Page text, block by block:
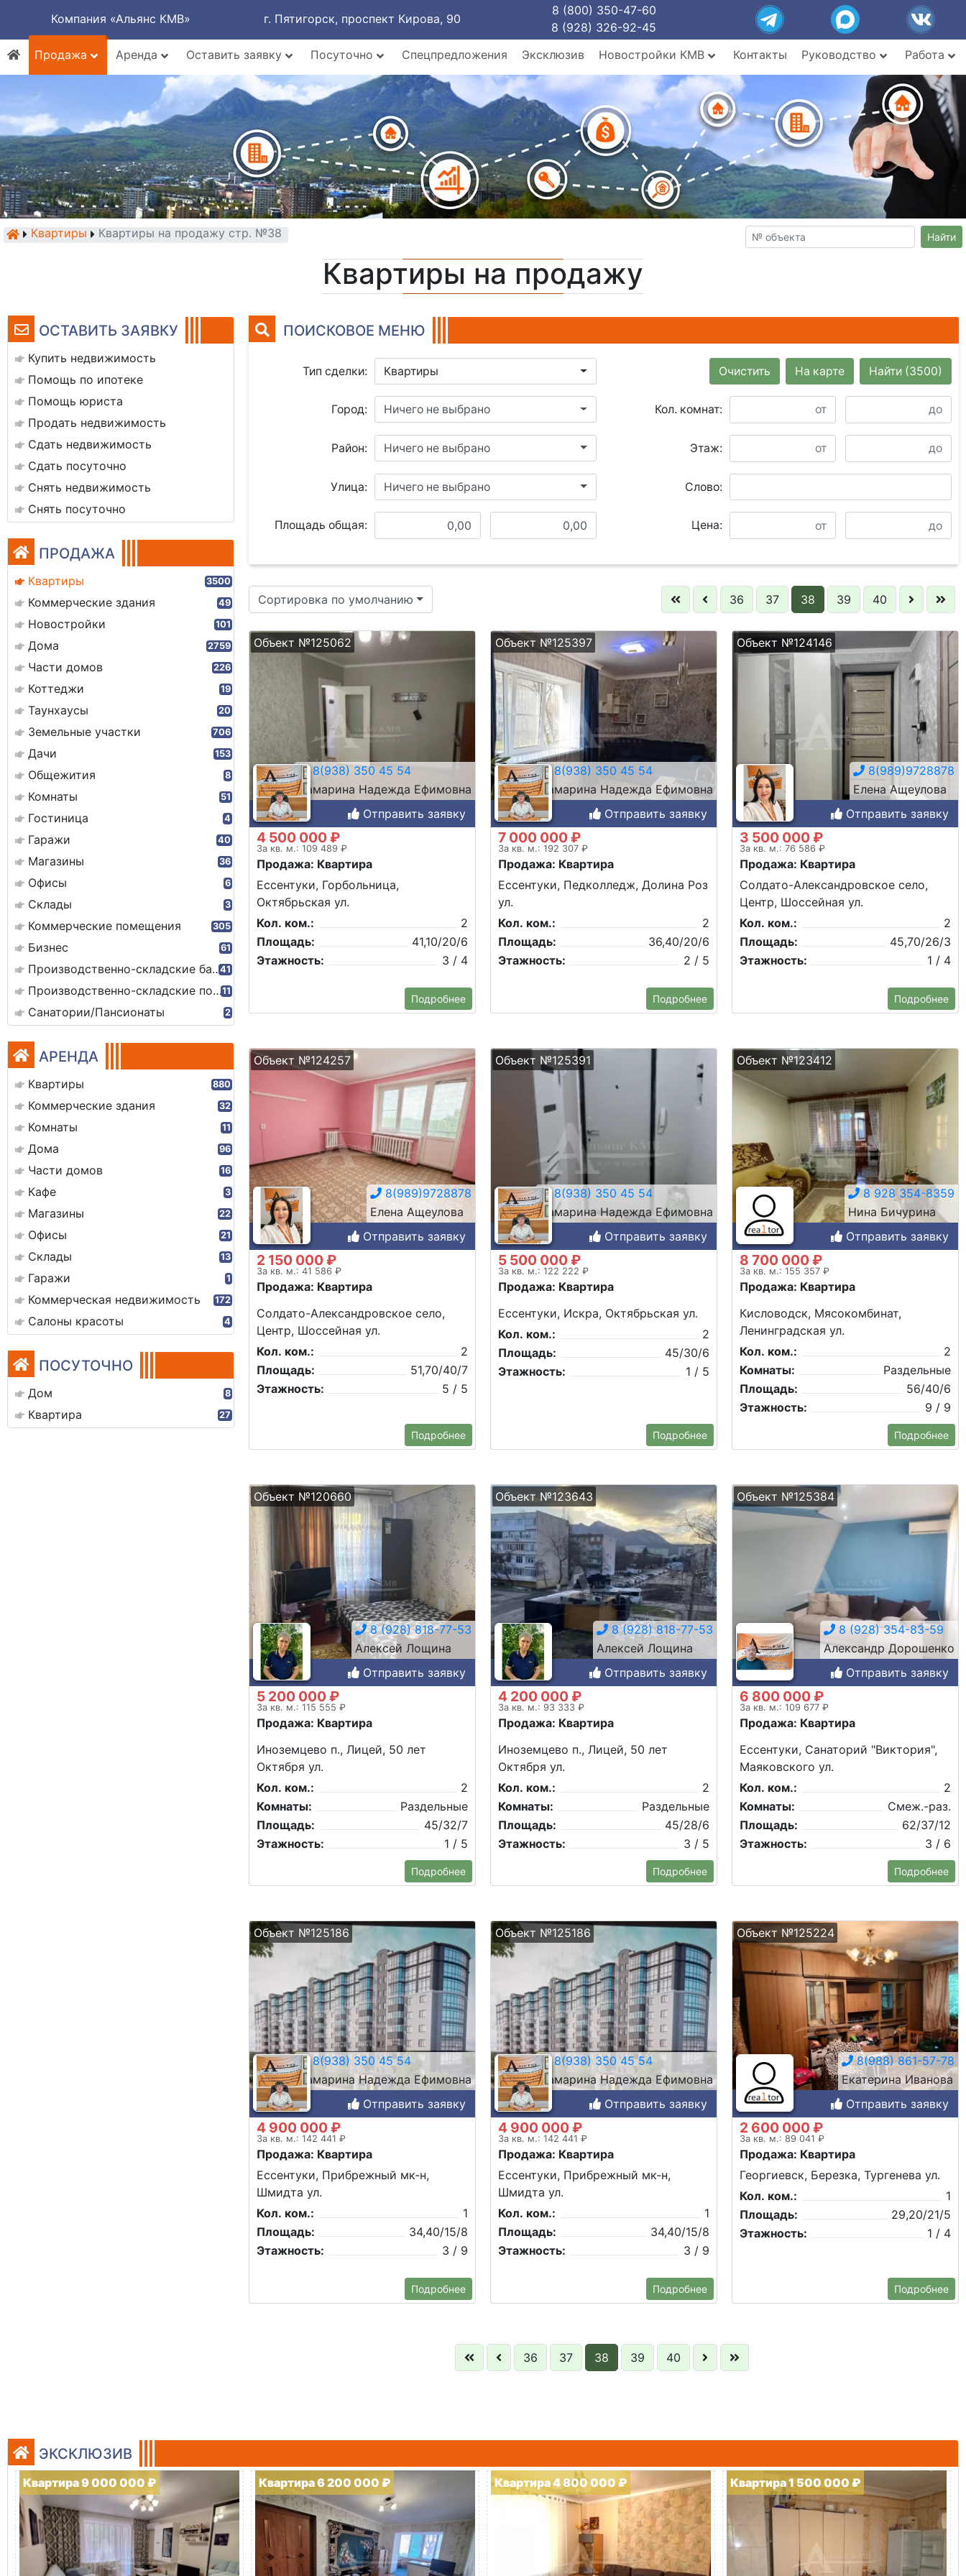
Компания «Альянс КМВ» г. Пятигорск, проспект Кирова, 90
8 (800) 350-47-60
8 (928) 326-92-45
Продажа
Аренда Оставить заявку Посуточно Спецпредложения Эксклюзив Новостройки КМВ Контакты Руководство Работа
Квартиры Квартиры на продажу стр. №38 Найти
Квартиры на продажу
ОСТАВИТЬ ЗАЯВКУ
Купить недвижимость
Помощь по ипотеке
Помощь юриста
Продать недвижимость
Сдать недвижимость
Сдать посуточно
Снять недвижимость
Снять посуточно
ПРОДАЖА
Квартиры 3500
Коммерческие здания 49
Новостройки 101
Дома 2759
Части домов 226
Коттеджи 19
Таунхаусы 20
Земельные участки 706
Дачи 153
Общежития 8
Комнаты 51
Гостиница 4
Гаражи 40
Магазины 36
Офисы 6
Склады 3
Коммерческие помещения 305
Бизнес 61
Производственно-складские базы41
Производственно-складские помещения11
Санатории/Пансионаты 2
АРЕНДА
Квартиры 880
Коммерческие здания 32
Комнаты 11
Дома 96
Части домов 16
Кафе 3
Магазины 22
Офисы 21
Склады 13
Гаражи 1
Коммерческая недвижимость 172
Салоны красоты 4
ПОСУТОЧНО
Дом 8
Квартира 27
ПОИСКОВОЕ МЕНЮ
Тип сделки: Квартиры Найти (3500)
На карте
Очистить
Город: Ничего не выбрано Кол. комнат:
Район: Ничего не выбрано Этаж:
Улица: Ничего не выбрано Слово:
Площадь общая: Цена:
Сортировка по умолчанию 36 37 38 39 40
Объект №125062
8(938) 350 45 54
Самарина Надежда Ефимовна
Отправить заявку
4 500 000 ₽
За кв. м.: 109 489 ₽
Продажа: Квартира
Ессентуки, Горбольница,
Октябрьская ул.
Кол. ком.:
2
Площадь:
41,10/20/6
Этажность:
3 / 4
Подробнее
Объект №125397
8(938) 350 45 54
Самарина Надежда Ефимовна
Отправить заявку
7 000 000 ₽
За кв. м.: 192 307 ₽
Продажа: Квартира
Ессентуки, Педколледж, Долина Роз
ул.
Кол. ком.:
2
Площадь:
36,40/20/6
Этажность:
2 / 5
Подробнее
Объект №124146
8(989)9728878
Елена Ащеулова
Отправить заявку
3 500 000 ₽
За кв. м.: 76 586 ₽
Продажа: Квартира
Солдато-Александровское село,
Центр, Шоссейная ул.
Кол. ком.:
2
Площадь:
45,70/26/3
Этажность:
1 / 4
Подробнее
Объект №124257
8(989)9728878
Елена Ащеулова
Отправить заявку
2 150 000 ₽
За кв. м.: 41 586 ₽
Продажа: Квартира
Солдато-Александровское село,
Центр, Шоссейная ул.
Кол. ком.:
2
Площадь:
51,70/40/7
Этажность:
5 / 5
Подробнее
Объект №125391
8(938) 350 45 54
Самарина Надежда Ефимовна
Отправить заявку
5 500 000 ₽
За кв. м.: 122 222 ₽
Продажа: Квартира
Ессентуки, Искра, Октябрьская ул.
Кол. ком.:
2
Площадь:
45/30/6
Этажность:
1 / 5
Подробнее
Объект №123412
8 928 354-8359
Нина Бичурина
Отправить заявку
8 700 000 ₽
За кв. м.: 155 357 ₽
Продажа: Квартира
Кисловодск, Мясокомбинат,
Ленинградская ул.
Кол. ком.:
2
Комнаты:
Раздельные
Площадь:
56/40/6
Этажность:
9 / 9
Подробнее
Объект №120660
8 (928) 818-77-53
Алексей Лощина
Отправить заявку
5 200 000 ₽
За кв. м.: 115 555 ₽
Продажа: Квартира
Иноземцево п., Лицей, 50 лет
Октября ул.
Кол. ком.:
2
Комнаты:
Раздельные
Площадь:
45/32/7
Этажность:
1 / 5
Подробнее
Объект №123643
8 (928) 818-77-53
Алексей Лощина
Отправить заявку
4 200 000 ₽
За кв. м.: 93 333 ₽
Продажа: Квартира
Иноземцево п., Лицей, 50 лет
Октября ул.
Кол. ком.:
2
Комнаты:
Раздельные
Площадь:
45/28/6
Этажность:
3 / 5
Подробнее
Объект №125384
8 (928) 354-83-59
Александр Дорошенко
Отправить заявку
6 800 000 ₽
За кв. м.: 109 677 ₽
Продажа: Квартира
Ессентуки, Санаторий "Виктория",
Маяковского ул.
Кол. ком.:
2
Комнаты:
Смеж.-раз.
Площадь:
62/37/12
Этажность:
3 / 6
Подробнее
Объект №125186
8(938) 350 45 54
Самарина Надежда Ефимовна
Отправить заявку
4 900 000 ₽
За кв. м.: 142 441 ₽
Продажа: Квартира
Ессентуки, Прибрежный мк-н,
Шмидта ул.
Кол. ком.:
1
Площадь:
34,40/15/8
Этажность:
3 / 9
Подробнее
Объект №125186
8(938) 350 45 54
Самарина Надежда Ефимовна
Отправить заявку
4 900 000 ₽
За кв. м.: 142 441 ₽
Продажа: Квартира
Ессентуки, Прибрежный мк-н,
Шмидта ул.
Кол. ком.:
1
Площадь:
34,40/15/8
Этажность:
3 / 9
Подробнее
Объект №125224
8(988) 861-57-78
Екатерина Иванова
Отправить заявку
2 600 000 ₽
За кв. м.: 89 041 ₽
Продажа: Квартира
Георгиевск, Березка, Тургенева ул.
Кол. ком.:
1
Площадь:
29,20/21/5
Этажность:
1 / 4
Подробнее
36 37 38 39 40
ЭКСКЛЮЗИВ
Квартира 9 000 000 ₽ Квартира 6 200 000 ₽ Квартира 4 800 000 ₽ Квартира 1 500 000 ₽